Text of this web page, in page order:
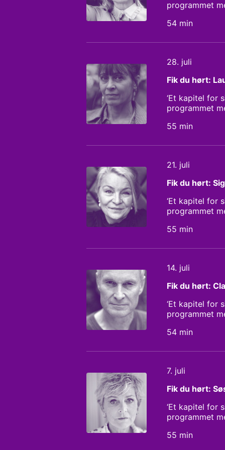
programmet
om forholdet
offentligt – og
54 min
28. juli
Fik du hørt:
‘Et kapitel for
programmet
sammenklip
vrede, det tog
Research:
55 min
21. juli
Fik du hørt:
‘Et kapitel for
programmet
og gjorde
om
55 min
14. juli
Fik du hørt:
‘Et kapitel for
programmet
på
mission
54 min
7. juli
Fik du hørt:
‘Et kapitel for
programmet
karriere. I
55 min